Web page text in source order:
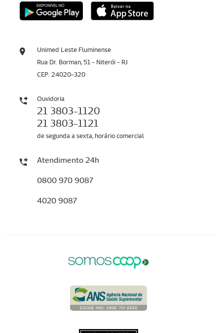
Unimed Leste Fluminense
Rua Dr. Borman, 51 - Niterói - RJ
CEP: 24020-320
Ouvidoria
21 3803-1120
21 3803-1121
de segunda a sexta, horário comercial
Atendimento 24h
0800 970 9087
4020 9087